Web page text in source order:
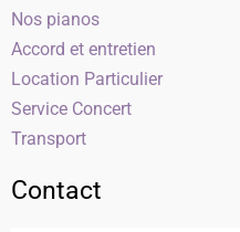
Nos pianos
Accord et entretien
Location Particulier
Service Concert
Transport
Contact